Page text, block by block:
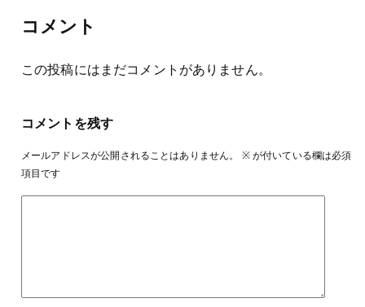
コメント
この投稿にはまだコメントがありません。
コメントを残す
メールアドレスが公開されることはありません。 ※が付いている欄は必須
項目です